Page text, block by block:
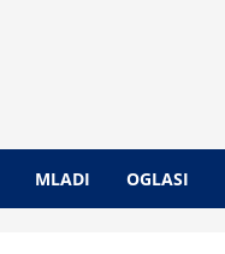
MLADI OGLASI